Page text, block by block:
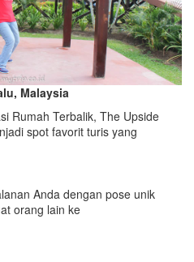
Malaysia
Rumah Terbalik, The Upside
spot favorit turis yang
Anda dengan pose unik
orang lain ke